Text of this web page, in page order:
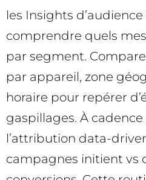
les Insights
comprendre quels
par segment.
par appareil, zone
horaire pour repérer
gaspillages. À
l’attribution data-
campagnes initient vs